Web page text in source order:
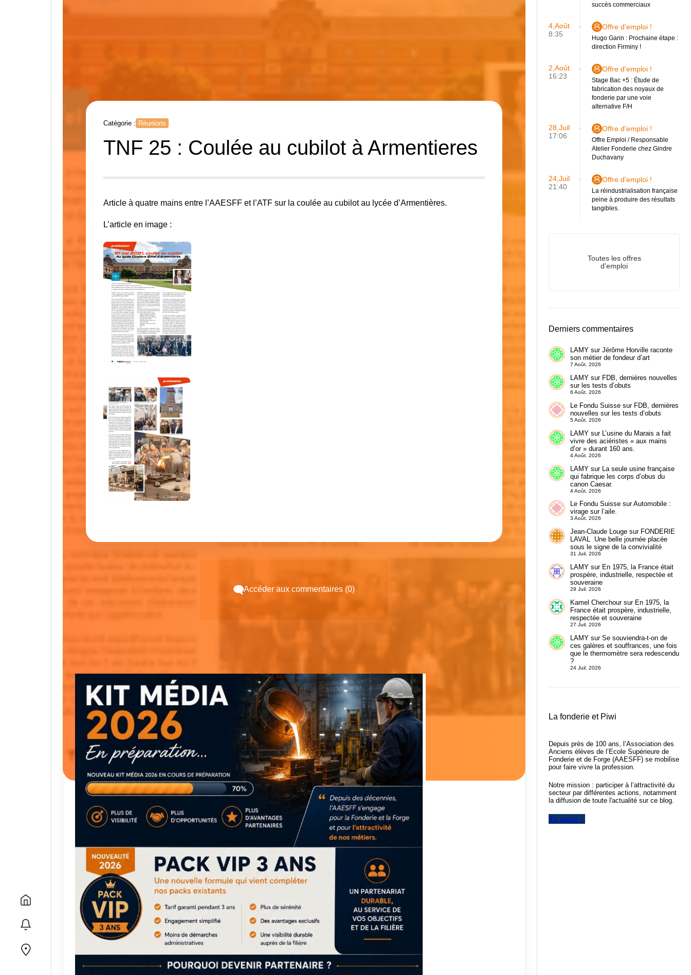
Catégorie : Réunions
TNF 25 : Coulée au cubilot à Armentieres
Article à quatre mains entre l’AAESFF et l’ATF sur la coulée au cubilot au lycée d’Armentières.
L’article en image :
Accéder aux commentaires (0)
succès commerciaux
4,Août
8:35
Offre d'emploi !
Hugo Garin : Prochaine étape :
direction Firminy !
2,Août
16:23
Offre d'emploi !
Stage Bac +5 : Étude de
fabrication des noyaux de
fonderie par une voie
alternative F/H
28,Juil
17:06
Offre d'emploi !
Offre Emploi / Responsable
Atelier Fonderie chez Gindre
Duchavany
24,Juil
21:40
Offre d'emploi !
La réindustrialisation française
peine à produire des résultats
tangibles.
Toutes les offres
d'emploi
Derniers commentaires
LAMYsur Jérôme Horville raconte
son métier de fondeur d’art
7 Août. 2026
LAMYsur FDB, dernières nouvelles
sur les tests d’obuts
6 Août. 2026
Le Fondu Suissesur FDB, dernières
nouvelles sur les tests d’obuts
5 Août. 2026
LAMYsur L’usine du Marais a fait
vivre des aciéristes « aux mains
d’or » durant 160 ans.
4 Août. 2026
LAMYsur La seule usine française
qui fabrique les corps d’obus du
canon Caesar.
4 Août. 2026
Le Fondu SuissesurAutomobile :
virage sur l’aile.
3 Août. 2026
Jean-Claude Lougesur FONDERIE
LAVAL Une belle journée placée
sous le signe de la convivialité
31 Juil. 2026
LAMYsur En 1975, la France était
prospère, industrielle, respectée et
souveraine
29 Juil. 2026
Kamel Cherchoursur En 1975, la
France était prospère, industrielle,
respectée et souveraine
27 Juil. 2026
LAMYsur Se souviendra-t-on de
ces galères et souffrances, une fois
que le thermomètre sera redescendu
?
24 Juil. 2026
La fonderie et Piwi
Depuis près de 100 ans, l’Association des
Anciens élèves de l’Ecole Supérieure de
Fonderie et de Forge (AAESFF) se mobilise
pour faire vivre la profession.
Notre mission : participer à l’attractivité du
secteur par différentes actions, notamment
la diffusion de toute l'actualité sur ce blog.
En savoir +